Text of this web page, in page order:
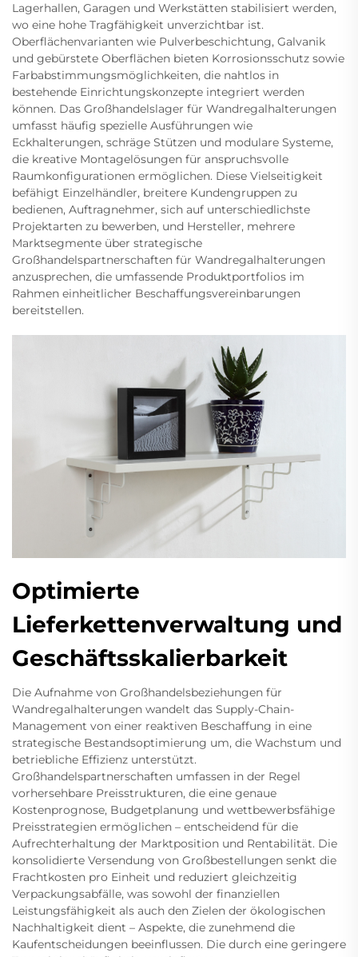
Lagerhallen, Garagen und Werkstätten stabilisiert werden,
wo eine hohe Tragfähigkeit unverzichtbar ist.
Oberflächenvarianten wie Pulverbeschichtung, Galvanik
und gebürstete Oberflächen bieten Korrosionsschutz sowie
Farbabstimmungsmöglichkeiten, die nahtlos in
bestehende Einrichtungskonzepte integriert werden
können. Das Großhandelslager für Wandregalhalterungen
umfasst häufig spezielle Ausführungen wie
Eckhalterungen, schräge Stützen und modulare Systeme,
die kreative Montagelösungen für anspruchsvolle
Raumkonfigurationen ermöglichen. Diese Vielseitigkeit
befähigt Einzelhändler, breitere Kundengruppen zu
bedienen, Auftragnehmer, sich auf unterschiedlichste
Projektarten zu bewerben, und Hersteller, mehrere
Marktsegmente über strategische
Großhandelspartnerschaften für Wandregalhalterungen
anzusprechen, die umfassende Produktportfolios im
Rahmen einheitlicher Beschaffungsvereinbarungen
bereitstellen.
Optimierte
Lieferkettenverwaltung und
Geschäftsskalierbarkeit
Die Aufnahme von Großhandelsbeziehungen für
Wandregalhalterungen wandelt das Supply-Chain-
Management von einer reaktiven Beschaffung in eine
strategische Bestandsoptimierung um, die Wachstum und
betriebliche Effizienz unterstützt.
Großhandelspartnerschaften umfassen in der Regel
vorhersehbare Preisstrukturen, die eine genaue
Kostenprognose, Budgetplanung und wettbewerbsfähige
Preisstrategien ermöglichen – entscheidend für die
Aufrechterhaltung der Marktposition und Rentabilität. Die
konsolidierte Versendung von Großbestellungen senkt die
Frachtkosten pro Einheit und reduziert gleichzeitig
Verpackungsabfälle, was sowohl der finanziellen
Leistungsfähigkeit als auch den Zielen der ökologischen
Nachhaltigkeit dient – Aspekte, die zunehmend die
Kaufentscheidungen beeinflussen. Die durch eine geringere